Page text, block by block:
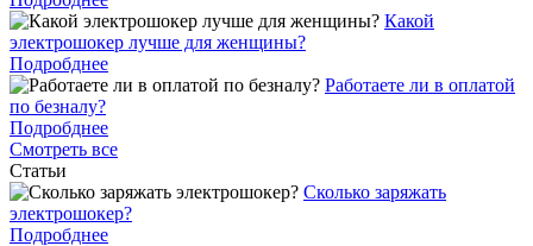
Какой
электрошокер лучше для женщины?
Подробднее
Работаете ли в оплатой
по безналу?
Подробднее
Смотреть все
Статьи
Cколько заряжать
электрошокер?
Подробднее